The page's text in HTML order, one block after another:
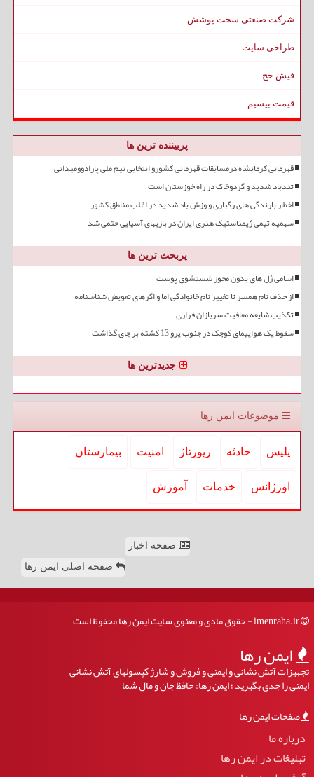
شرکت صنعتی سخت پوشش
طراحی سایت
فیش حج
قیمت بیسیم
پربیننده ترین ها
قهرمانی کرمانشاه درمسابقات قهرمانی کشورو انتخابی تیم ملی پارادوومیدانی
تندباد شدید و گردوخاک در راه خوزستان است
اخطار بارندگی های رگباری و وزش باد شدید در اغلب مناطق کشور
سهمیه تیمی ژیمناستیک هنری ایران در بازیهای آسیایی حتمی شد
پربحث ترین ها
اسامی ژل های بدون مجوز شستشوی پوست
از حذف نام همسر تا تغییر نام خانوادگی اما و اگرهای تعویض شناسنامه
تکذیب شایعه معافیت سربازان فراری
سقوط یک هواپیمای کوچک در جنوب پرو 13 کشته بر جای گذاشت
جدیدترین ها
موضوعات ایمن رها
پلیس حادثه رپورتاژ امنیت بیمارستان
اورژانس خدمات آموزش
صفحه اخبار
صفحه اصلی ایمن رها
ایمن رها
تجهیزات آتش نشانی و ایمنی و فروش و شارژ کپسولهای آتش نشانی
ایمنی را جدی بگیرید ؛ ایمن رها: حافظ جان و مال شما
صفحات ایمن رها
درباره ما
تبلیغات در ایمن رها